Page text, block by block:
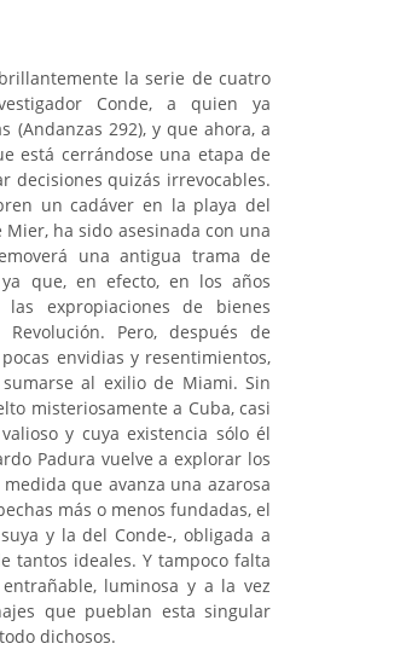
la serie de cuatro
Conde, a quien ya
(Andanzas 292), y que ahora, a
está cerrándose una etapa de
decisiones quizás irrevocables.
un cadáver en la playa del
Mier, ha sido asesinada con una
una antigua trama de
que, en efecto, en los años
expropiaciones de bienes
Pero, después de
envidias y resentimientos,
al exilio de Miami. Sin
misteriosamente a Cuba, casi
y cuya existencia sólo él
Padura vuelve a explorar los
que avanza una azarosa
más o menos fundadas, el
y la del Conde-, obligada a
tantos ideales. Y tampoco falta
luminosa y a la vez
que pueblan esta singular
dichosos.